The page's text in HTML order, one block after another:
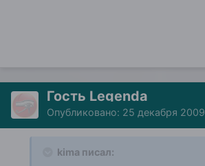
Гость Legenda
Опубликовано: 25 декабря 2009
kima писал: